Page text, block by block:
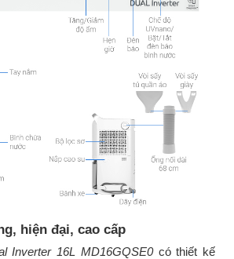
hiện đại, cao cấp
Inverter 16L MD16GQSE0có thiết kế
451(rộng) x 362(sâu) x 785(cao) mm
19,0 (kg)
LG - Hàn Quốc
Chính hãng 1 năm